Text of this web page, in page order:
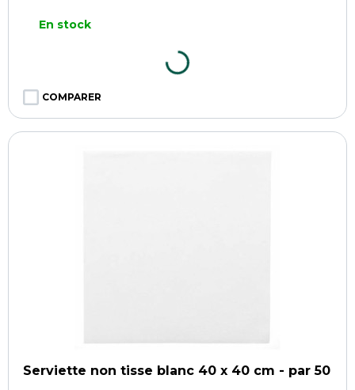
En stock
COMPARER
Serviette non tisse blanc 40 x 40 cm - par 50